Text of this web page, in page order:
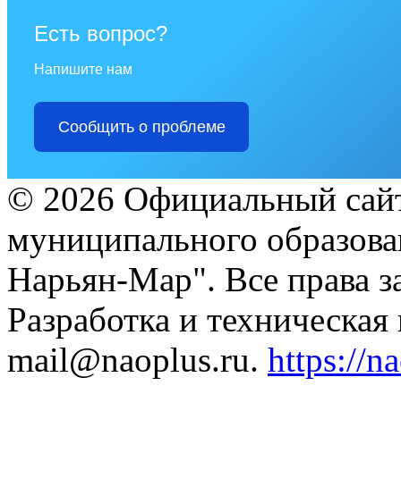
Есть вопрос?
Напишите нам
Сообщить о проблеме
© 2026 Официальный
муниципального
Нарьян-Мар". Все права
Разработка и
mail@naoplus.ru. https://